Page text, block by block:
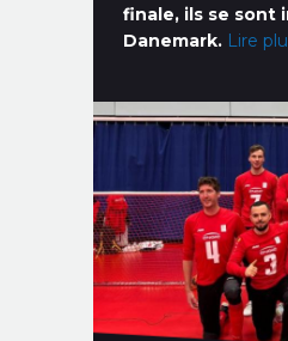
finale, ils se sont
Danemark. Lire